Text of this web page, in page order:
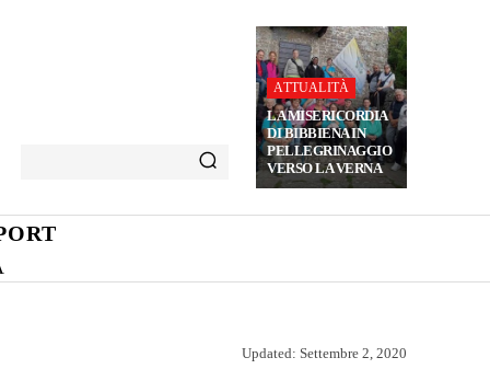
ATTUALITÀ
LA MISERICORDIA
DI BIBBIENA IN
PELLEGRINAGGIO
VERSO LA VERNA
Updated: Settembre 2, 2020